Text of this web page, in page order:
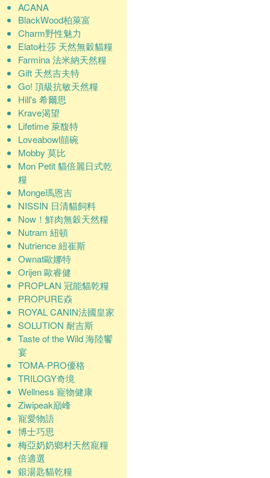
ACANA
BlackWood柏萊富
Charm野性魅力
Elato杜莎 天然無穀貓糧
Farmina 法米納天然糧
Gift 天然吉夫特
Go! 頂級抗敏天然糧
Hill's 希爾思
Krave渴望
Lifetime 萊馥特
Loveabowl囍碗
Mobby 莫比
Mon Petit 貓倍麗日式乾
糧
Monge瑪恩吉
NISSIN 日清貓飼料
Now！鮮肉無穀天然糧
Nutram 紐頓
Nutrience 紐崔斯
Ownat歐娜特
Orijen 歐睿健
PROPLAN 冠能貓乾糧
PROPURE猋
ROYAL CANIN法國皇家
SOLUTION 耐吉斯
Taste of the Wild 海陸饗
宴
TOMA-PRO優格
TRILOGY奇境
Wellness 寵物健康
Ziwipeak巔峰
寵愛物語
博士巧思
梅亞奶奶鄉村天然寵糧
倍適選
銀湯匙貓乾糧